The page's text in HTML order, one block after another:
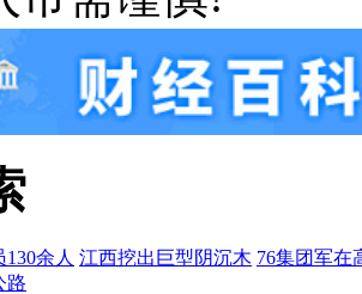
余人 江西挖出巨型阴沉木 76集团军在
路